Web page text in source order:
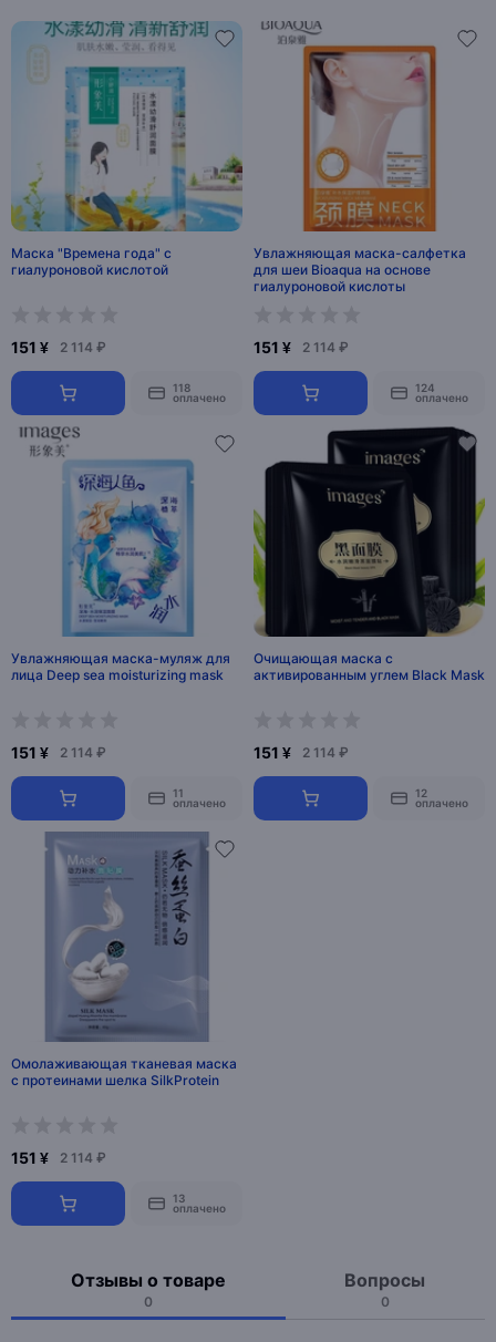
Маска "Времена года" с
гиалуроновой кислотой
151 ¥ 2 114 ₽
118
оплачено
Увлажняющая маска-салфетка
для шеи Bioaqua на основе
гиалуроновой кислоты
151 ¥ 2 114 ₽
124
оплачено
Увлажняющая маска-муляж для
лица Deep sea moisturizing mask
151 ¥ 2 114 ₽
11
оплачено
Очищающая маска с
активированным углем Black Mask
151 ¥ 2 114 ₽
12
оплачено
Омолаживающая тканевая маска
с протеинами шелка SilkProtein
151 ¥ 2 114 ₽
13
оплачено
Отзывы о товаре
0
Вопросы
0